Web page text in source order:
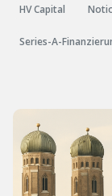
HV Capital
Series-A-